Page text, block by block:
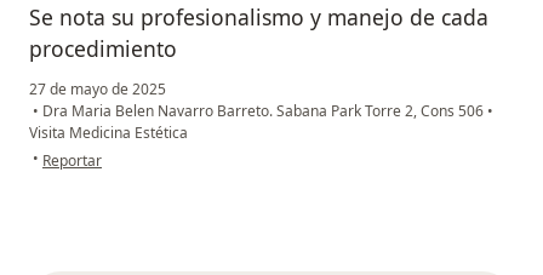
Se nota su profesionalismo y manejo de cada
procedimiento
27 de mayo de 2025
• Dra Maria Belen Navarro Barreto. Sabana Park Torre 2, Cons 506 •
Visita Medicina Estética
• en opinión del usuario Alejo Torres
Reportar